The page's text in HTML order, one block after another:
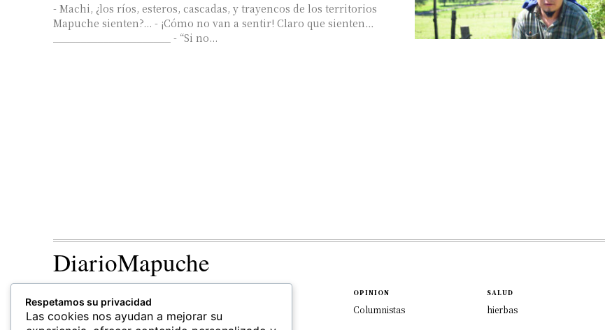
- Machi, ¿los ríos, esteros, cascadas, y trayencos de los territorios
Mapuche sienten?... - ¡Cómo no van a sentir! Claro que sienten…
_____________________ - “Si no...
DiarioMapuche
OPINION
Columnistas
SALUD
hierbas
Respetamos su privacidad
Las cookies nos ayudan a mejorar su